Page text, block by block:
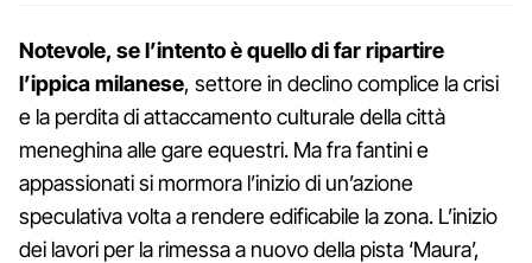
Notevole, se l’intento è quello di far ripartire
l’ippica milanese, settore in declino complice la crisi
e la perdita di attaccamento culturale della città
meneghina alle gare equestri. Ma fra fantini e
appassionati si mormora l’inizio di un’azione
speculativa volta a rendere edificabile la zona. L’inizio
dei lavori per la rimessa a nuovo della pista ‘Maura’,